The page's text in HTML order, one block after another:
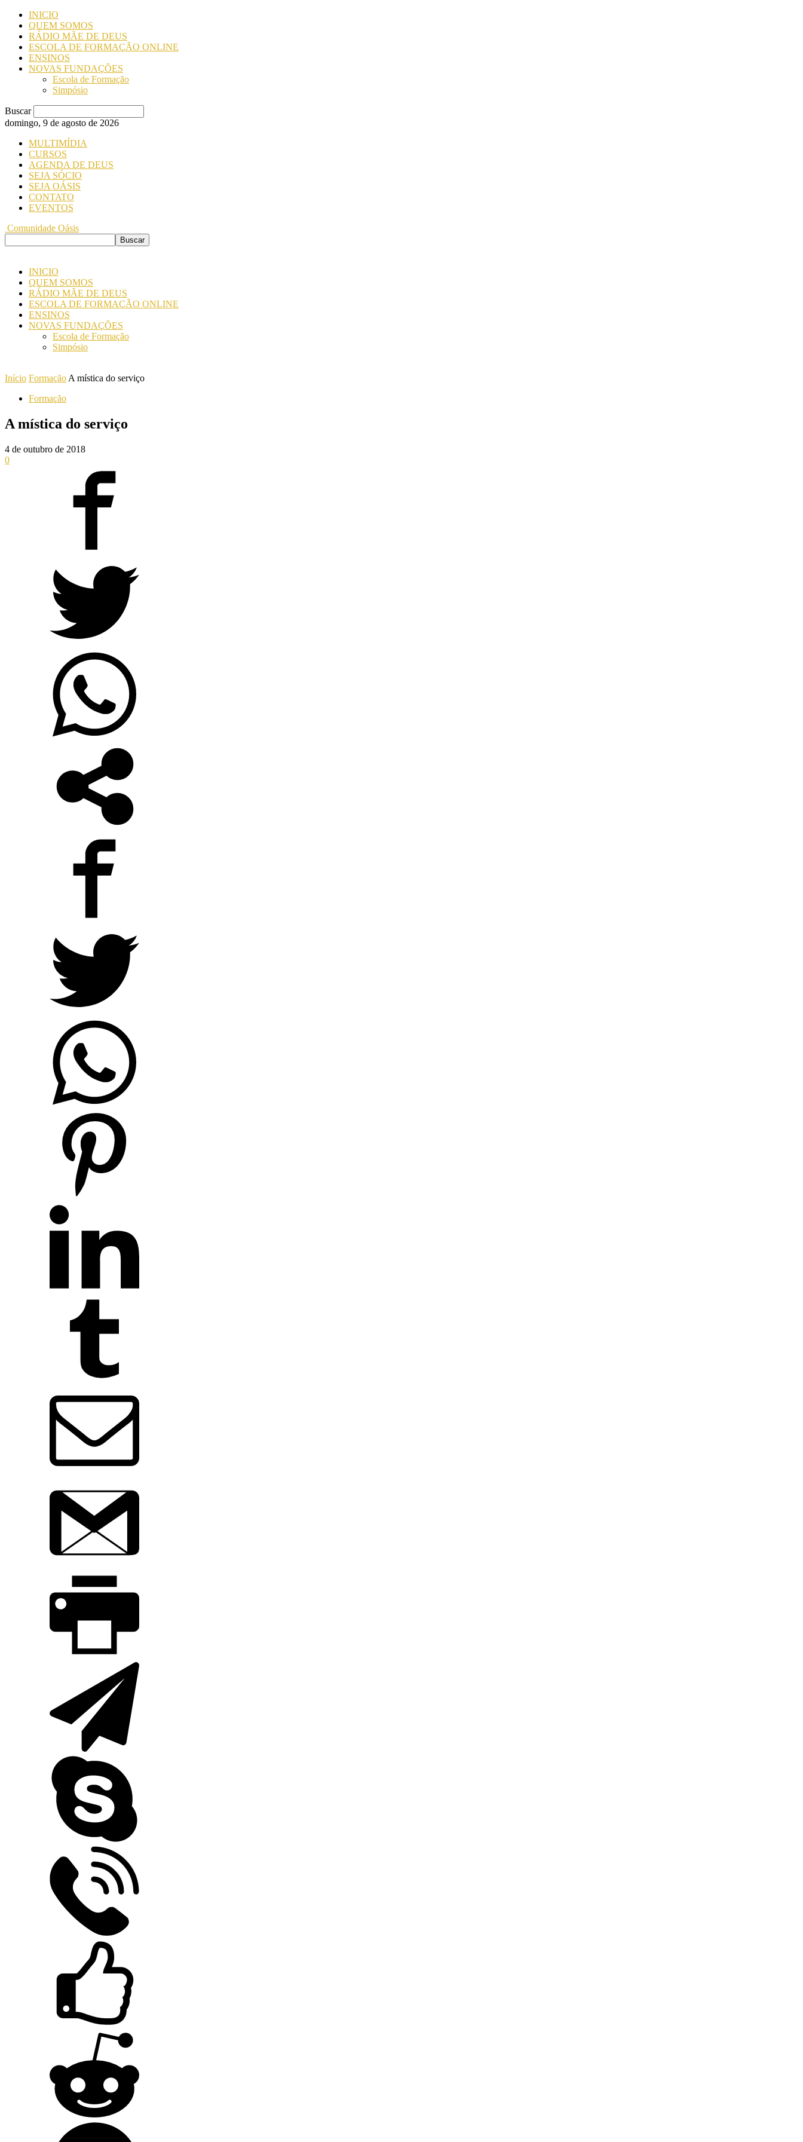
INICIO
QUEM SOMOS
RÁDIO MÃE DE DEUS
ESCOLA DE FORMAÇÃO ONLINE
ENSINOS
NOVAS FUNDAÇÕES
Escola de Formação
Simpósio
Buscar
domingo, 9 de agosto de 2026
MULTIMÍDIA
CURSOS
AGENDA DE DEUS
SEJA SÓCIO
SEJA OÁSIS
CONTATO
EVENTOS
Comunidade Oásis
INICIO
QUEM SOMOS
RÁDIO MÃE DE DEUS
ESCOLA DE FORMAÇÃO ONLINE
ENSINOS
NOVAS FUNDAÇÕES
Escola de Formação
Simpósio
Início Formação A mística do serviço
Formação
A mística do serviço
4 de outubro de 2018
0